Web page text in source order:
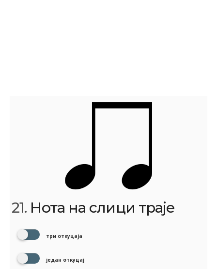
21. Нота на слици траје
три откуцаја
један откуцај